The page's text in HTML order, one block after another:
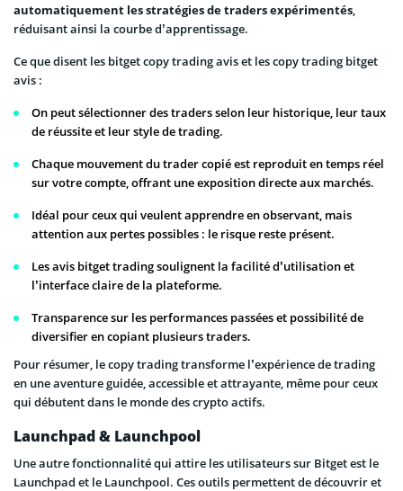
automatiquement les stratégies de traders expérimentés,
réduisant ainsi la courbe d’apprentissage.
Ce que disent les bitget copy trading avis et les copy trading bitget
avis :
On peut sélectionner des traders selon leur historique, leur taux
de réussite et leur style de trading.
Chaque mouvement du trader copié est reproduit en temps réel
sur votre compte, offrant une exposition directe aux marchés.
Idéal pour ceux qui veulent apprendre en observant, mais
attention aux pertes possibles : le risque reste présent.
Les avis bitget trading soulignent la facilité d’utilisation et
l’interface claire de la plateforme.
Transparence sur les performances passées et possibilité de
diversifier en copiant plusieurs traders.
Pour résumer, le copy trading transforme l’expérience de trading
en une aventure guidée, accessible et attrayante, même pour ceux
qui débutent dans le monde des crypto actifs.
Launchpad & Launchpool
Une autre fonctionnalité qui attire les utilisateurs sur Bitget est le
Launchpad et le Launchpool. Ces outils permettent de découvrir et